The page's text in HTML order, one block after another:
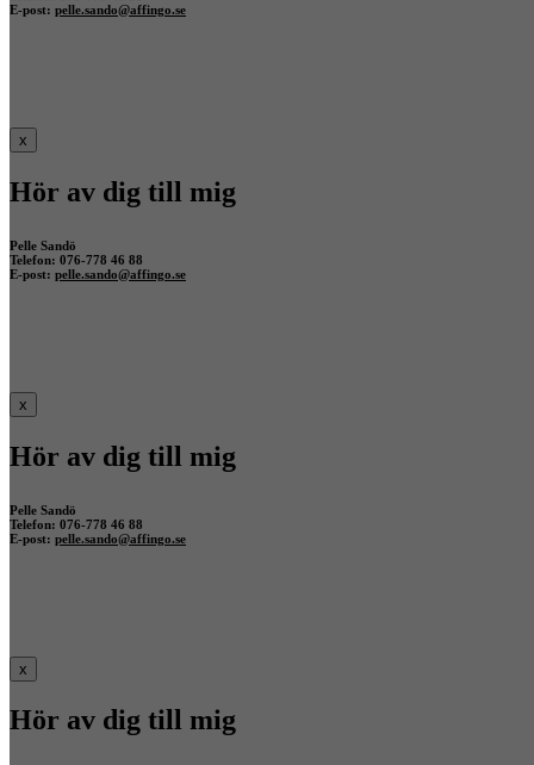
E-post: pelle.sando@affingo.se
x
Hör av dig till mig
Pelle Sandö
Telefon: 076-778 46 88
E-post: pelle.sando@affingo.se
x
Hör av dig till mig
Pelle Sandö
Telefon: 076-778 46 88
E-post: pelle.sando@affingo.se
x
Hör av dig till mig